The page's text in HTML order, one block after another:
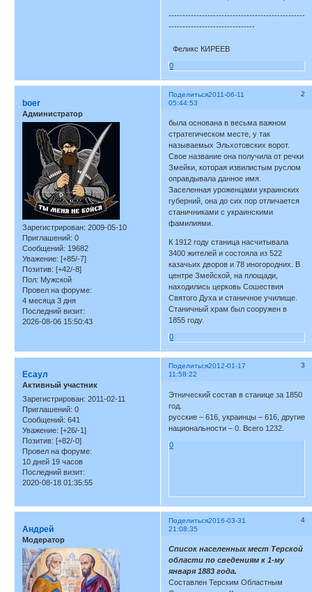
-------------------------------------------------
-------------------------------
Феликс КИРЕЕВ
0
Поделиться 2
2011-06-11
05:44:53
boer
Администратор
Зарегистрирован: 2009-05-10
Приглашений: 0
Сообщений: 19682
Уважение: [+85/-7]
Позитив: [+42/-8]
Пол: Мужской
Провел на форуме:
4 месяца 3 дня
Последний визит:
2026-08-06 15:50:43
была основана в весьма важном
стратегическом месте, у так
называемых Эльхотовских ворот.
Свое название она получила от речки
Змейки, которая извилистым руслом
оправдывала данное имя.
Заселенная уроженцами украинских
губерний, она до сих пор отличается
станичниками с украинскими
фамилиями.
К 1912 году станица насчитывала
3400 жителей и состояла из 522
казачьих дворов и 78 иногородних. В
центре Змейской, на площади,
находились церковь Сошествия
Святого Духа и станичное училище.
Станичный храм был сооружен в
1855 году.
0
Поделиться 3
2012-01-17
11:58:22
Есаул
Активный участник
Зарегистрирован: 2011-02-11
Приглашений: 0
Сообщений: 641
Уважение: [+26/-1]
Позитив: [+82/-0]
Провел на форуме:
10 дней 19 часов
Последний визит:
2020-08-18 01:35:55
Этнический состав в станице за 1850
год.
русские – 616, украинцы – 616, другие
национальности – 0. Всего 1232.
0
Поделиться 4
2016-03-31
21:08:35
Андрей
Модератор
Список населенных мест Терской
области по сведениям к 1-му
января 1883 года.
Составлен Терским Областным